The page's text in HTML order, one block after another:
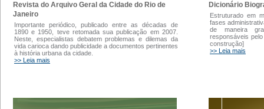
Revista do Arquivo Geral da Cidade do Rio de
Janeiro
Importante periódico, publicado entre as décadas de
1890 e 1950, teve retomada sua publicação em 2007.
Neste, especialistas debatem problemas e dilemas da
vida carioca dando publicidade a documentos pertinentes
à história urbana da cidade.
>> Leia mais
Dicionário
Estruturado em
fases
de maneira
responsáveis
construção]
>> Leia mais